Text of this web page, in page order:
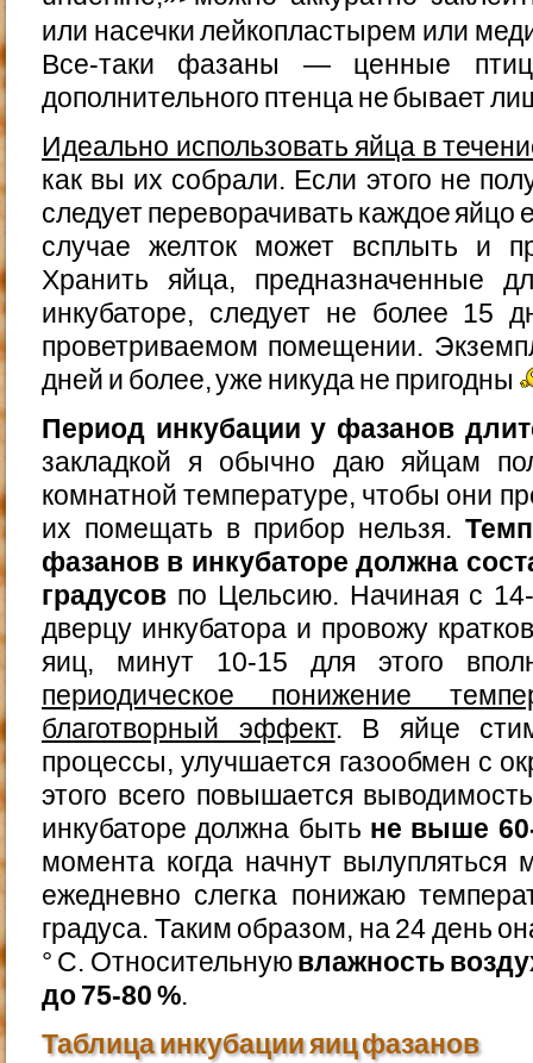
или насечки лейкопластырем или
Все-таки фазаны — ценные
дополнительного птенца не бывает
Идеально использовать яйца в
как вы их собрали. Если этого не
следует переворачивать каждое яйцо
случае желток может всплыть и
Хранить яйца, предназначенные
инкубаторе, следует не более 15
проветриваемом помещении.
дней и более, уже никуда не пригодны
Период инкубации у фазанов
закладкой я обычно даю яйцам
комнатной температуре, чтобы они
их помещать в прибор нельзя.
фазанов в инкубаторе должна
градусов по Цельсию. Начиная с
дверцу инкубатора и провожу
яиц, минут 10-15 для этого
периодическое понижение
благотворный эффект. В яйце
процессы, улучшается газообмен с
этого всего повышается
инкубаторе должна быть не выше
момента когда начнут вылупляться
ежедневно слегка понижаю
градуса. Таким образом, на 24 день
° С. Относительнуювлажность
до 75-80 %.
Таблица инкубации яиц фазанов